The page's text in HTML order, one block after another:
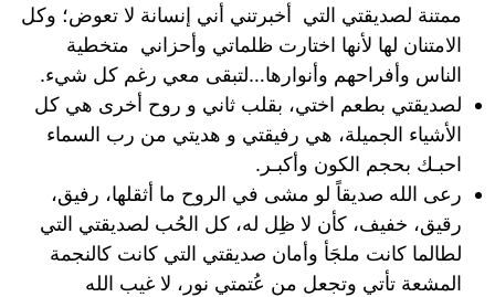
ممتنة لصديقتي التي أخبرتني أني إنسانة لا تعوض؛ وكل
الامتنان لها لأنها اختارت ظلماتي وأحزاني متخطية
الناس وأفراحهم وأنوارها…لتبقى معي رغم كل شيء.
لصديقتي بطعم اختي، بقلب ثاني و روح أخرى هي كل
الأشياء الجميلة، هي رفيقتي و هديتي من رب السماء
احبـك بحجم الكون وأكبـر.
رعى الله صديقاً لو مشى في الروح ما أثقلها، رفيق،
رقيق، خفيف، كأن لا ظِل له، كل الحُب لصديقتي التي
لطالما كانت ملجَأ وأمان صديقتي التي كانت كالنجمة
المشعة تأتي وتجعل من عُتمتي نور، لا غيب الله